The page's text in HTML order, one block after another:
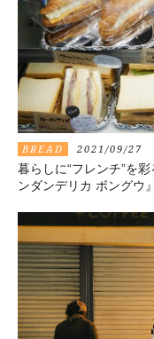
BREAD 2021/09/27
暮らしに“フレンチ”を
ンダンデリカ ボングウ』